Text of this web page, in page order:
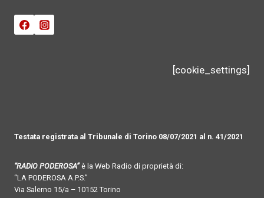
[cookie_settings]
Testata registrata al Tribunale di Torino 08/07/2021 al n. 41/2021
“RADIO PODEROSA”è la Web Radio di proprietà di:
“LA PODEROSA A.P.S.”
Via Salerno 15/a – 10152 Torino